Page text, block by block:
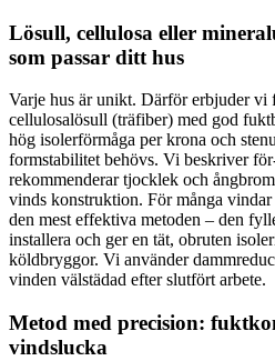
Lösull, cellulosa eller
som passar ditt hus
Varje hus är unikt. Därför erbjuder vi
cellulosalösull (träfiber) med god
hög isolerförmåga per krona och
formstabilitet behövs. Vi beskriver
rekommenderar tjocklek och
vinds konstruktion. För många
den mest effektiva metoden – den
installera och ger en tät, obruten
köldbryggor. Vi använder
vinden välstädad efter slutfört arbete.
Metod med precision:
vindslucka